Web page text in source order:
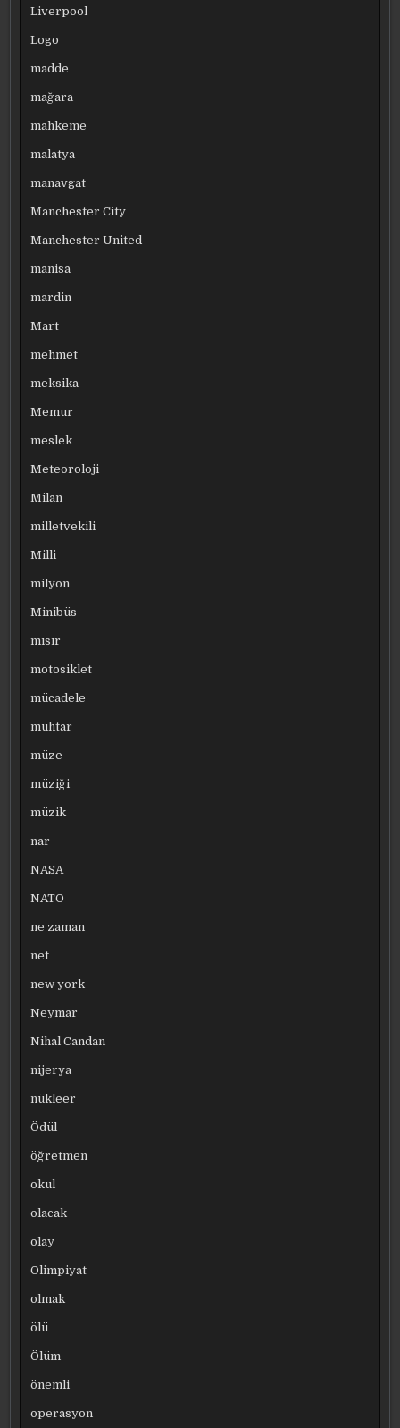
Liverpool
Logo
madde
mağara
mahkeme
malatya
manavgat
Manchester City
Manchester United
manisa
mardin
Mart
mehmet
meksika
Memur
meslek
Meteoroloji
Milan
milletvekili
Milli
milyon
Minibüs
mısır
motosiklet
mücadele
muhtar
müze
müziği
müzik
nar
NASA
NATO
ne zaman
net
new york
Neymar
Nihal Candan
nijerya
nükleer
Ödül
öğretmen
okul
olacak
olay
Olimpiyat
olmak
ölü
Ölüm
önemli
operasyon